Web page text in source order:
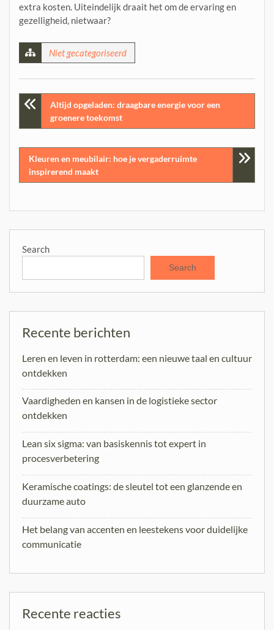
extra kosten. Uiteindelijk draait het om de ervaring en
gezelligheid, nietwaar?
Niet gecategoriseerd
Post
navigation
Altijd opgeladen: draagbare energie voor een
groenere toekomst
Kleuren en meubilair: hoe je vergaderruimte
inspirerend maakt
Search
Search
Recente berichten
Leren en leven in rotterdam: een nieuwe taal en cultuur
ontdekken
Vaardigheden en kansen in de logistieke sector
ontdekken
Lean six sigma: van basiskennis tot expert in
procesverbetering
Keramische coatings: de sleutel tot een glanzende en
duurzame auto
Het belang van accenten en leestekens voor duidelijke
communicatie
Recente reacties